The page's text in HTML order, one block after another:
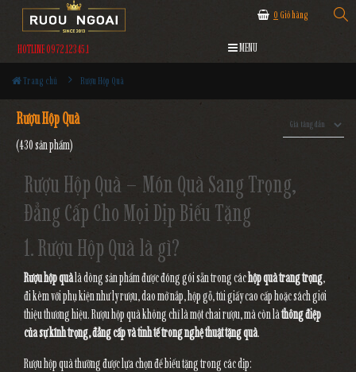
0 Giỏ hàng
HOTLINE 0972.12345.1 MENU
Trang chủ Rượu Hộp Quà
Rượu Hộp Quà
(430 sản phẩm)
Rượu Hộp Quà – Món Quà Sang Trọng,
Đẳng Cấp Cho Mọi Dịp Biếu Tặng
1. Rượu Hộp Quà là gì?
Rượu hộp quàlà dòng sản phẩm được đóng gói sẵn trong cáchộp quà trang trọng,
đi kèm với phụ kiện như ly rượu, dao mở nắp, hộp gỗ, túi giấy cao cấp hoặc sách giới
thiệu thương hiệu. Rượu hộp quà không chỉ là một chai rượu, mà còn làthông điệp
của sự kính trọng, đẳng cấp và tinh tế trong nghệ thuật tặng quà.
Rượu hộp quà thường được lựa chọn để biếu tặng trong các dịp: